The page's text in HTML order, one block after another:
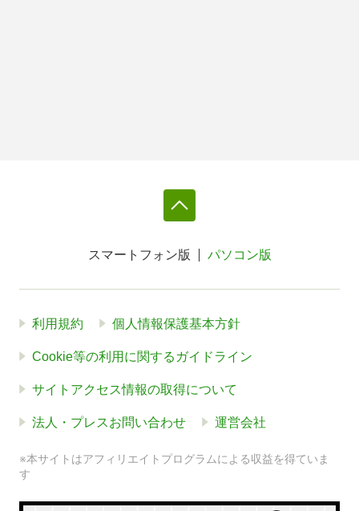
スマートフォン版 パソコン版
利用規約 個人情報保護基本方針
Cookie等の利用に関するガイドライン
サイトアクセス情報の取得について
法人・プレスお問い合わせ 運営会社
※本サイトはアフィリエイトプログラムによる収益を得ていま
す